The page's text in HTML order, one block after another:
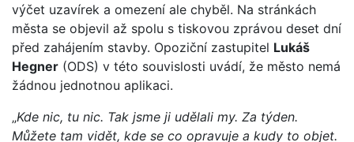
výčet uzavírek a omezení ale chyběl. Na stránkách
města se objevil až spolu s tiskovou zprávou deset dní
před zahájením stavby. Opoziční zastupitel Lukáš
Hegner (ODS) v této souvislosti uvádí, že město nemá
žádnou jednotnou aplikaci.
„Kde nic, tu nic. Tak jsme ji udělali my. Za týden.
Můžete tam vidět, kde se co opravuje a kudy to objet.